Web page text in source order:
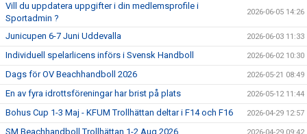
Vill du uppdatera uppgifter i din medlemsprofile i
Sportadmin ?
2026-06-05 14:26
Junicupen 6-7 Juni Uddevalla 2026-06-03 11:33
Individuell spelarlicens införs i Svensk Handboll 2026-06-02 10:30
Dags för OV Beachhandboll 2026 2026-05-21 08:49
En av fyra idrottsföreningar har brist på plats 2026-05-12 11:44
Bohus Cup 1-3 Maj - KFUM Trollhättan deltar i F14 och F16 2026-04-29 12:57
SM Beachhandboll Trollhättan 1-2 Aug 2026